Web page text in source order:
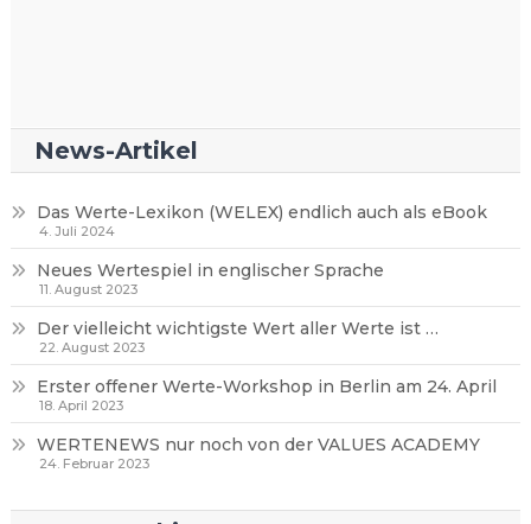
News-Artikel
Das Werte-Lexikon (WELEX) endlich auch als eBook
4. Juli 2024
Neues Wertespiel in englischer Sprache
11. August 2023
Der vielleicht wichtigste Wert aller Werte ist …
22. August 2023
Erster offener Werte-Workshop in Berlin am 24. April
18. April 2023
WERTENEWS nur noch von der VALUES ACADEMY
24. Februar 2023